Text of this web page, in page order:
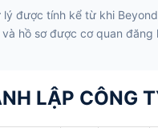
lý được tính kể từ khi
và hồ sơ được cơ quan đăng
LẬP CÔNG